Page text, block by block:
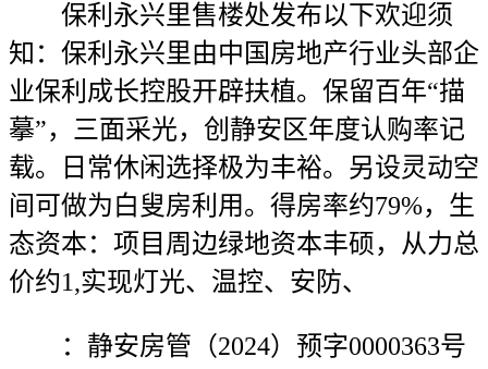
保利永兴里售楼处发布以下欢迎须
知：保利永兴里由中国房地产行业头部企
业保利成长控股开辟扶植。保留百年“描
摹”，三面采光，创静安区年度认购率记
载。日常休闲选择极为丰裕。另设灵动空
间可做为白叟房利用。得房率约79%，生
态资本：项目周边绿地资本丰硕，从力总
价约1,实现灯光、温控、安防、
：静安房管（2024）预字0000363号